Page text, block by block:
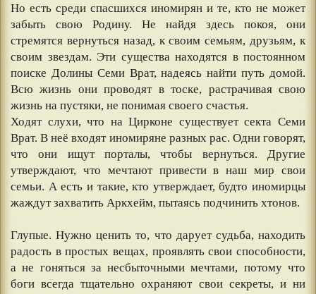
Но есть среди спасшихся иномирян и те, кто не может
забыть свою Родину. Не найдя здесь покоя, они
стремятся вернуться назад, к своим семьям, друзьям, к
своим звездам. Эти существа находятся в постоянном
поиске Долины Семи Врат, надеясь найти путь домой.
Всю жизнь они проводят в тоске, растрачивая свою
жизнь на пустяки, не понимая своего счастья.
Ходят слухи, что на Цирконе существует секта Семи
Врат. В неё входят иномиряне разных рас. Одни говорят,
что они ищут порталы, чтобы вернуться. Другие
утверждают, что мечтают привести в наш мир свои
семьи. А есть и такие, кто утверждает, будто иномирцы
жаждут захватить Аркхейм, пытаясь подчинить хтонов.
Глупые. Нужно ценить то, что дарует судьба, находить
радость в простых вещах, проявлять свои способности,
а не гоняться за несбыточными мечтами, потому что
боги всегда тщательно охраняют свои секреты, и ни